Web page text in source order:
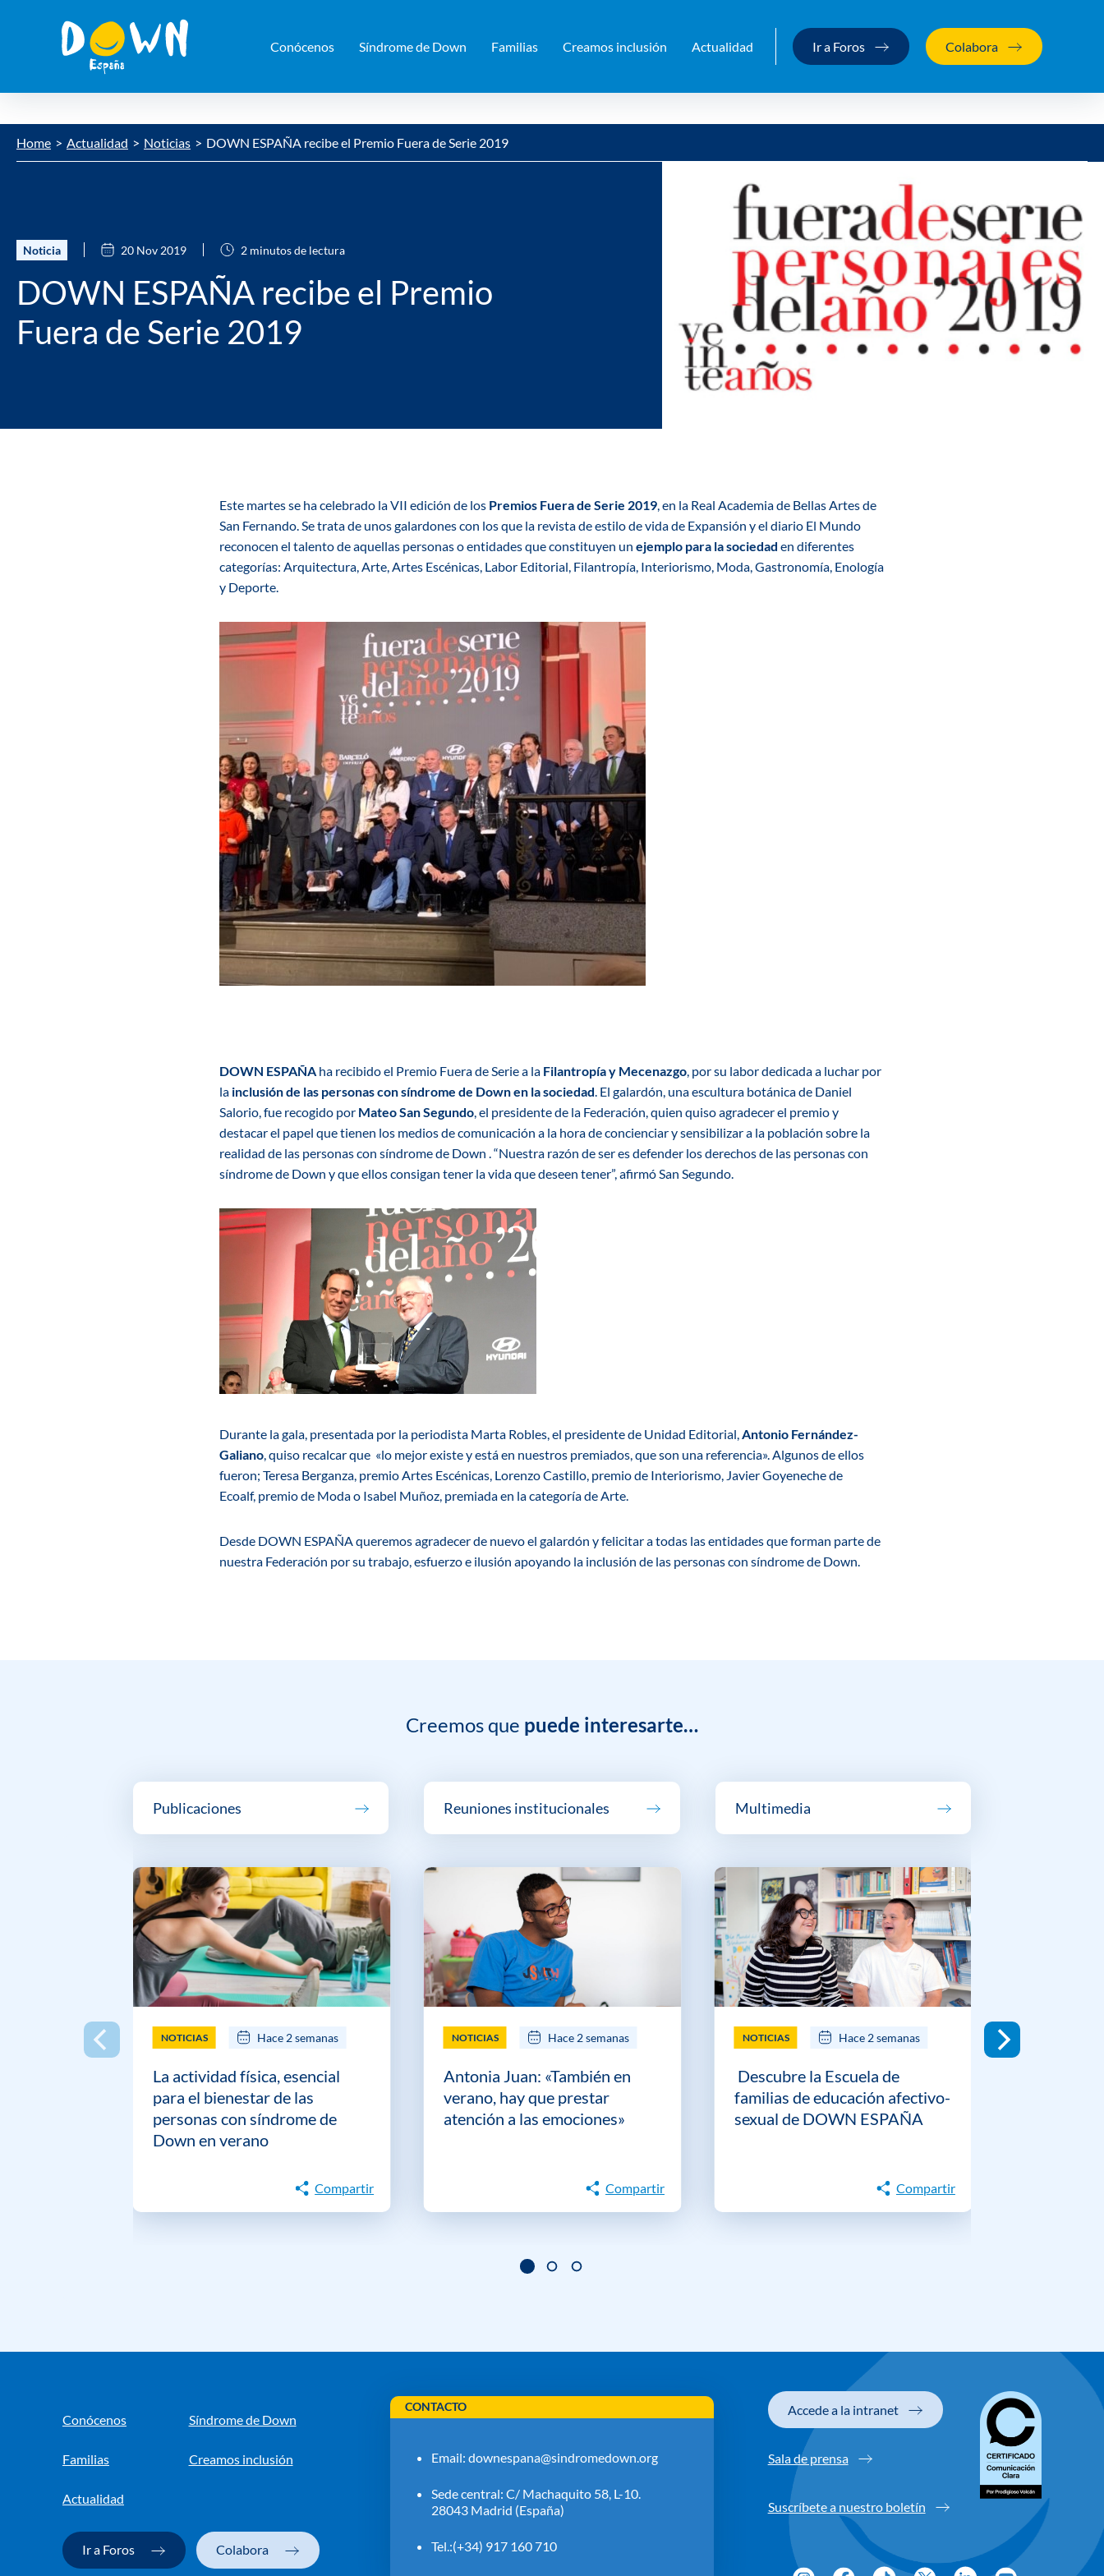
contenido
Conócenos Síndrome de Down Familias Creamos inclusión Actualidad Ir a Foros Colabora
Home Actualidad Noticias DOWN ESPAÑA recibe el Premio Fuera de Serie 2019
Noticia 20 Nov 2019 2 minutos de lectura
DOWN ESPAÑA recibe el Premio
Fuera de Serie 2019
Este martes se ha celebrado la VII edición de los Premios Fuera de Serie 2019, en la Real Academia de Bellas Artes de
San Fernando. Se trata de unos galardones con los que la revista de estilo de vida de Expansión y el diario El Mundo
reconocen el talento de aquellas personas o entidades que constituyen un ejemplo para la sociedad en diferentes
categorías: Arquitectura, Arte, Artes Escénicas, Labor Editorial, Filantropía, Interiorismo, Moda, Gastronomía, Enología
y Deporte.
DOWN ESPAÑA ha recibido el Premio Fuera de Serie a la Filantropía y Mecenazgo, por su labor dedicada a luchar por
la inclusión de las personas con síndrome de Down en la sociedad. El galardón, una escultura botánica de Daniel
Salorio, fue recogido por Mateo San Segundo, el presidente de la Federación, quien quiso agradecer el premio y
destacar el papel que tienen los medios de comunicación a la hora de concienciar y sensibilizar a la población sobre la
realidad de las personas con síndrome de Down .“Nuestra razón de ser es defender losderechosde las personas con
síndrome de Down y que ellos consigan tener la vida que deseen tener”, afirmó San Segundo.
Durante la gala, presentada por la periodista Marta Robles, el presidente de Unidad Editorial,Antonio Fernández-
Galiano, quiso recalcar que «lo mejor existe y está en nuestros premiados, que son una referencia». Algunos de ellos
fueron; Teresa Berganza, premio Artes Escénicas, Lorenzo Castillo, premio de Interiorismo, Javier Goyeneche de
Ecoalf, premio de Moda o Isabel Muñoz, premiada en la categoría de Arte.
Desde DOWN ESPAÑA queremos agradecer de nuevo el galardón y felicitar a todas las entidades que forman parte de
nuestra Federación por su trabajo, esfuerzo e ilusión apoyando la inclusión de las personas con síndrome de Down.
Creemos que puede interesarte…
Publicaciones Reuniones institucionales Multimedia
NOTICIAS Hace 2 semanas
La actividad física, esencial
para el bienestar de las
personas con síndrome de
Down en verano
Compartir
NOTICIAS Hace 2 semanas
Antonia Juan: «También en
verano, hay que prestar
atención a las emociones»
Compartir
NOTICIAS Hace 2 semanas
Descubre la Escuela de
familias de educación afectivo-
sexual de DOWN ESPAÑA
Compartir
Conócenos Síndrome de Down
Familias Creamos inclusión
Actualidad
Ir a Foros Colabora
CONTACTO
Email:downespana@sindromedown.org
Sede central: C/ Machaquito 58, L-10.
28043 Madrid (España)
Tel.:(+34) 917 160 710
Accede a la intranet
Sala de prensa
Suscríbete a nuestro boletín